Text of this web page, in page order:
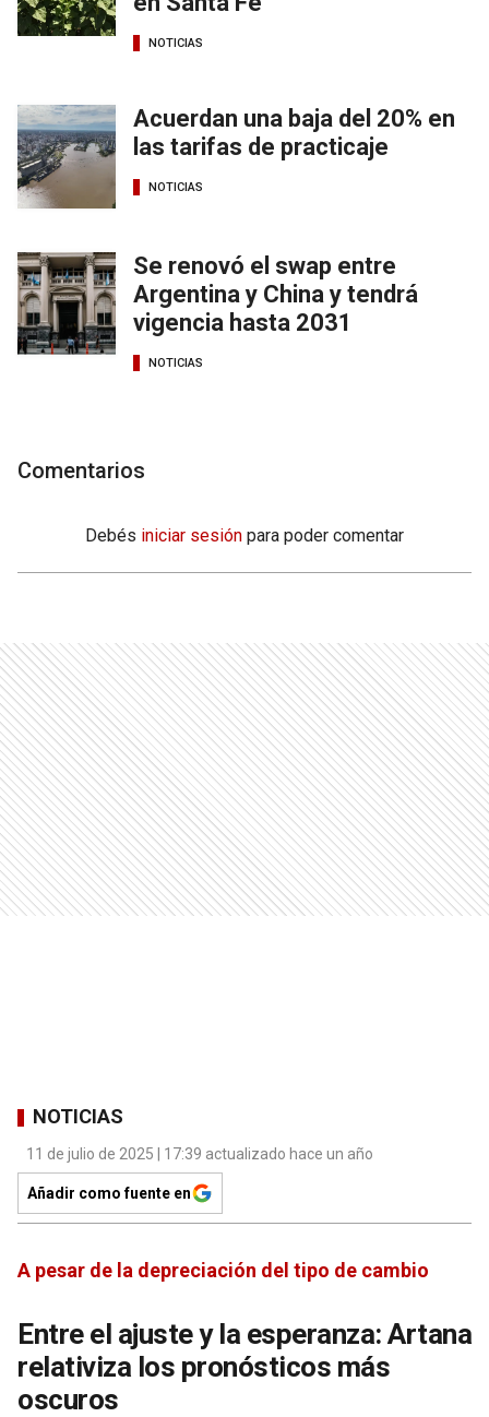
NOTICIAS
Acuerdan una baja del 20% en
las tarifas de practicaje
NOTICIAS
Se renovó el swap entre
Argentina y China y tendrá
vigencia hasta 2031
NOTICIAS
Comentarios
Debés iniciar sesión para poder comentar
NOTICIAS
11 de julio de 2025 | 17:39 actualizado hace un año
Añadir como fuente en
A pesar de la depreciación del tipo de cambio
Entre el ajuste y la esperanza: Artana
relativiza los pronósticos más
oscuros